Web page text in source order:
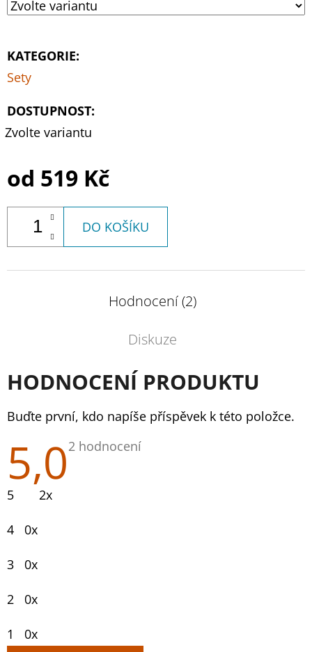
KATEGORIE:
Sety
DOSTUPNOST:
Zvolte variantu
od 519 Kč
DO KOŠÍKU
Hodnocení (2)
Diskuze
HODNOCENÍ PRODUKTU
Buďte první, kdo napíše příspěvek k této položce.
5,0Průměrné
2 hodnocení
5 2x
4 0x
3 0x
2 0x
1
0x